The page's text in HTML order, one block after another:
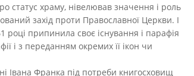
статус храму, нівелював значення і роль
захід проти Православної Церкви. І
році припинила своє існування і парафія
і з переданням окремих її ікон чи
Івана Франка під потреби книгосховищ